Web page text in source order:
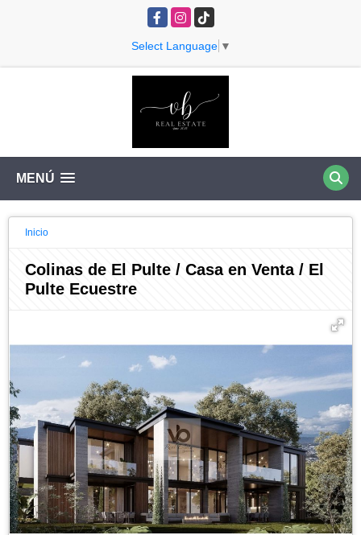
FacebookInstagram
TikTok
Select Language ▼
MENÚ
Inicio
Colinas de El Pulte / Casa en Venta / El
Pulte Ecuestre